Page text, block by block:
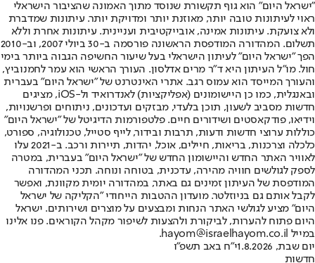
"ישראל היום" הוא גוף תקשורת שנוסד מתוך האמונה שהציבור הישראלי
ראוי לעיתונות טובה יותר, מאוזנת יותר ומדויקת יותר. עיתונות שמדברת
ולא צועקת. עיתונות אמינה, אובייקטיבית ועניינית. עיתונות אחרת וללא
תשלום. המהדורה המודפסת הראשונה פורסמה ב-30 ביולי 2007, וב-2010
הפך "ישראל היום" לעיתון הישראלי בעל שיעור החשיפה הגבוה ביותר בימי
חול. מו"ל העיתון היא ד"ר מרים אדלסון. העורך הראשי הוא עמר לחמנוביץ,
והעורך המייסד הוא עמוס רגב. אתרי האינטרנט של "ישראל היום" בעברית
ובאנגלית, כמו כן היישומונים (אפליקציות) לאנדרואיד ול-iOS, מציגים
חדשות מסביב לשעון, תוכן בלעדי, מבזקים ועדכונים, ניתוחים ופרשנויות,
וידיאו, פודקאסטים ושידורים חיים. פלטפורמות הדיגיטל של "ישראל היום"
כוללות ערוצי חדשות ודעות, תרבות ובידור, לייף סטייל, טכנולוגיה, ספורט,
כלכלה וצרכנות, בריאות, חיילים, אוכל, יהדות, תיירות ורכב. ב-2021 עלו
לאוויר האתר החדש והיישומון החדש של "ישראל היום" בעברית, במטרה
לספק לגולשים חוויה מהירה, עדכנית, בטוחה ונוחה. תכני המהדורה
המודפסת של העיתון זמינים גם באתר, במהדורה יומית מקוונת, ואפשר
לקבל אותם גם בניוזלטר. מועדון ההטבות הייחודי "הקליקה של ישראל
היום" מציע לגולשי האתר הנחות ומבצעים על מוצרים ושירותים. ישראל
היום פתוח להערות, לביקורת ולהצעות לשיפור מקהל הקוראים. פנו אלינו
במייל hayom@israelhayom.co.il.
יום שבת, 1.8.2026
י"ח באב תשפ"ו
חדשות